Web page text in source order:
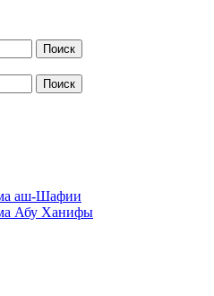
аш-Шафии
Абу Ханифы